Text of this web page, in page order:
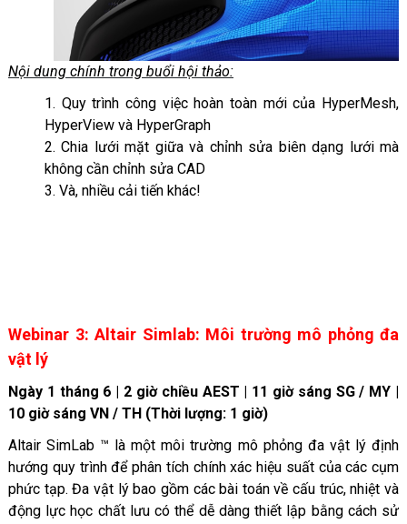
Nội dung chính trong buổi hội thảo:
1. Quy trình công việc hoàn toàn mới của HyperMesh,
HyperView và HyperGraph
2. Chia lưới mặt giữa và chỉnh sửa biên dạng lưới mà
không cần chỉnh sửa CAD
3. Và, nhiều cải tiến khác!
Webinar 3: Altair Simlab: Môi trường mô phỏng đa
vật lý
Ngày 1 tháng 6 | 2 giờ chiều AEST | 11 giờ sáng SG / MY |
10 giờ sáng VN / TH (Thời lượng: 1 giờ)
Altair SimLab ™ là một môi trường mô phỏng đa vật lý định
hướng quy trình để phân tích chính xác hiệu suất của các cụm
phức tạp. Đa vật lý bao gồm các bài toán về cấu trúc, nhiệt và
động lực học chất lưu có thể dễ dàng thiết lập bằng cách sử